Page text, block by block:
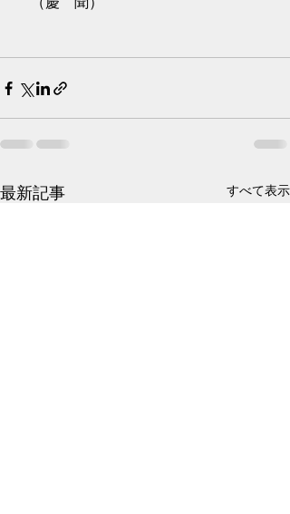
最新記事 すべて表示